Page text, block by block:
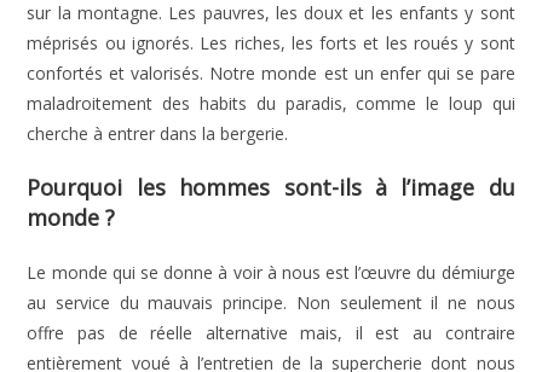
sur la montagne. Les pauvres, les doux et les enfants y sont
méprisés ou ignorés. Les riches, les forts et les roués y sont
confortés et valorisés. Notre monde est un enfer qui se pare
maladroitement des habits du paradis, comme le loup qui
cherche à entrer dans la bergerie.
Pourquoi les hommes sont-ils à l’image du
monde ?
Le monde qui se donne à voir à nous est l’œuvre du démiurge
au service du mauvais principe. Non seulement il ne nous
offre pas de réelle alternative mais, il est au contraire
entièrement voué à l’entretien de la supercherie dont nous